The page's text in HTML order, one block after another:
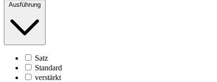
Ausführung
Satz
Standard
verstärkt